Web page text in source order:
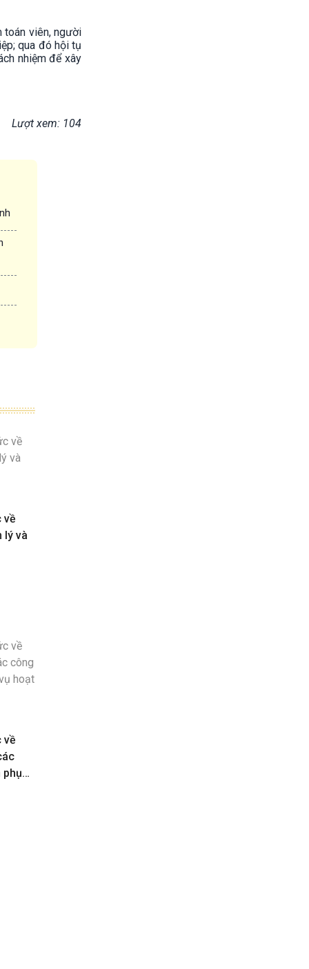
toán viên, người
qua đó hội tụ
nhiệm để xây
Lượt xem: 104
về
lý và
về
phục